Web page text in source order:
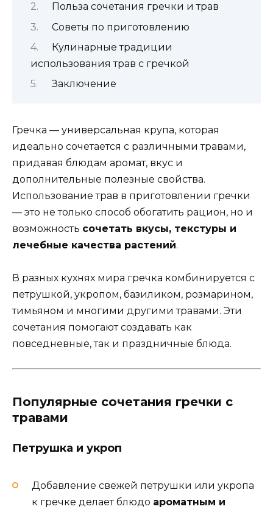
Польза сочетания гречки и трав
Советы по приготовлению
Кулинарные традиции
использования трав с гречкой
Заключение
Гречка — универсальная крупа, которая
идеально сочетается с различными травами,
придавая блюдам аромат, вкус и
дополнительные полезные свойства.
Использование трав в приготовлении гречки
— это не только способ обогатить рацион, но и
возможность сочетать вкусы, текстуры и
лечебные качества растений.
В разных кухнях мира гречка комбинируется с
петрушкой, укропом, базиликом, розмарином,
тимьяном и многими другими травами. Эти
сочетания помогают создавать как
повседневные, так и праздничные блюда.
Популярные сочетания гречки с
травами
Петрушка и укроп
Добавление свежей петрушки или укропа
к гречке делает блюдо ароматным и